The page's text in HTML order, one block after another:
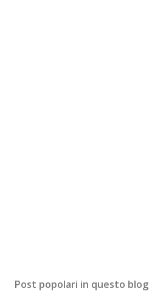
Post popolari in questo blog